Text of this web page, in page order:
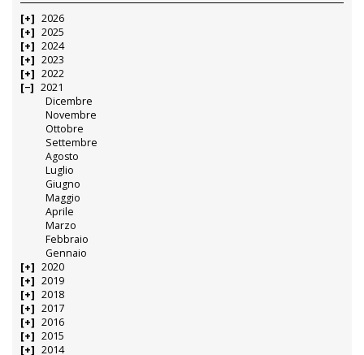
2026
2025
2024
2023
2022
2021
Dicembre
Novembre
Ottobre
Settembre
Agosto
Luglio
Giugno
Maggio
Aprile
Marzo
Febbraio
Gennaio
2020
2019
2018
2017
2016
2015
2014